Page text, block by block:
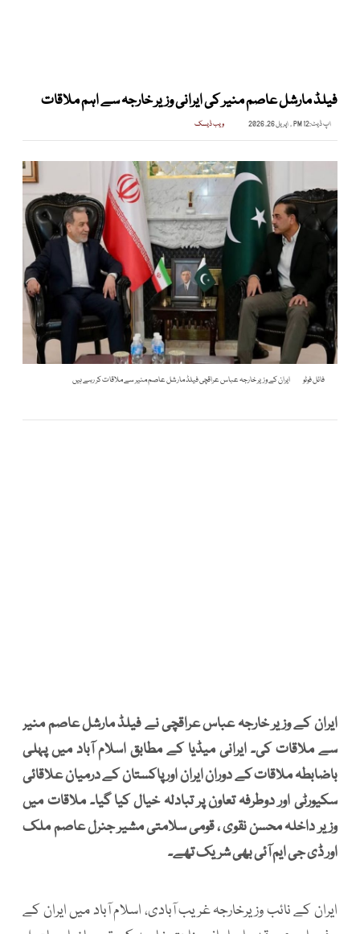
فیلڈ مارشل عاصم منیر کی ایرانی وزیر خارجہ سے اہم ملاقات
اپ ڈیٹ:12 PM , اپریل 26, 2026 ویب ڈیسک
فائل فوٹو ایران کے وزیر خارجہ عباس عراقچی فیلڈ مارشل عاصم منیر سے ملاقات کر رہے ہیں
ایران کے وزیر خارجہ عباس عراقچی نے فیلڈ مارشل عاصم منیر
سے ملاقات کی۔ ایرانی میڈیا کے مطابق اسلام آباد میں پہلی
باضابطہ ملاقات کے دوران ایران اور پاکستان کے درمیان علاقائی
سکیورٹی اور دوطرفہ تعاون پر تبادلہ خیال کیا گیا۔ ملاقات میں
وزیر داخلہ محسن نقوی ، قومی سلامتی مشیر جنرل عاصم ملک
اور ڈی جی ایم آئی بھی شریک تھے۔
ایران کے نائب وزیرخارجہ غریب آبادی، اسلام آباد میں ایران کے